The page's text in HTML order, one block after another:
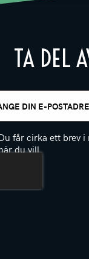
TA DEL
får cirka ett brev i
du vill.